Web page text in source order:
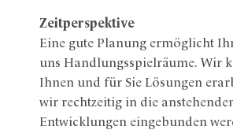
Zeitperspektive
Eine gute Planung ermöglicht
uns Handlungsspielräume. Wir
Ihnen und für Sie Lösungen
wir rechtzeitig in die
Entwicklungen eingebunden